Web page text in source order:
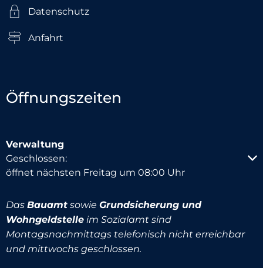
Datenschutz
Anfahrt
Öffnungszeiten
Verwaltung
Klicken, um weitere Öffnungs- oder Schließzeiten
Geschlossen:
öffnet nächsten Freitag um 08:00 Uhr
Das Bauamt sowie Grundsicherung und
Wohngeldstelle im Sozialamt sind
Montagsnachmittags telefonisch nicht erreichbar
und mittwochs geschlossen.